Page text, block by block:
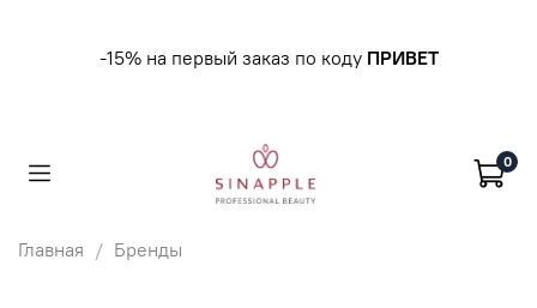
-15% на первый заказ по коду ПРИВЕТ
0
Главная Бренды